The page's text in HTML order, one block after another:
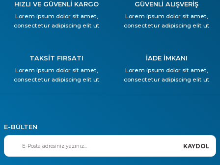
HIZLI VE GÜVENLİ KARGO
Lorem ipsum dolor sit amet,
consectetur adipiscing elit ut
GÜVENLİ ALIŞVERİŞ
Lorem ipsum dolor sit amet,
consectetur adipiscing elit ut
TAKSİT FIRSATI
Lorem ipsum dolor sit amet,
consectetur adipiscing elit ut
İADE İMKANI
Lorem ipsum dolor sit amet,
consectetur adipiscing elit ut
E-BÜLTEN
KAYDOL